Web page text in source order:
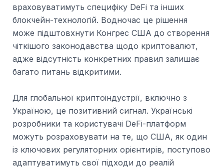
враховуватимуть специфіку DeFi та інших
блокчейн-технологій. Водночас це рішення
може підштовхнути Конгрес США до створення
чіткішого законодавства щодо криптовалют,
адже відсутність конкретних правил залишає
багато питань відкритими.
Для глобальної криптоіндустрії, включно з
Україною, це позитивний сигнал. Українські
розробники та користувачі DeFi-платформ
можуть розраховувати на те, що США, як один
із ключових регуляторних орієнтирів, поступово
адаптуватимуть свої підходи до реалій